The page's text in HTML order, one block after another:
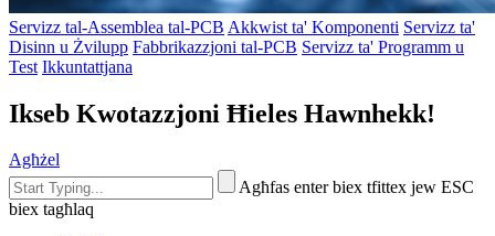
Servizz tal-Assemblea tal-PCB Akkwist ta' Komponenti Servizz ta'
Disinn u Żvilupp Fabbrikazzjoni tal-PCB Servizz ta' Programm u
Test Ikkuntattjana
Ikseb Kwotazzjoni Ħieles Hawnhekk!
Agħżel
Agħfas enter biex tfittex jew ESC
biex tagħlaq